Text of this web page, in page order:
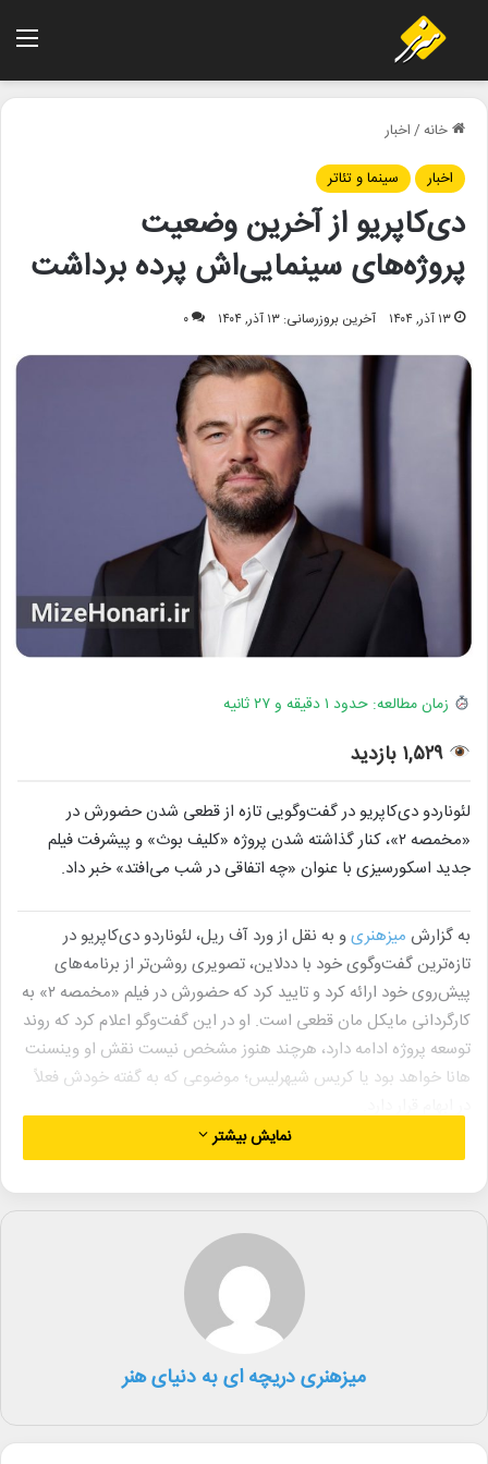
خانه/اخبار
اخبار
سینما و تئاتر
دی‌کاپریو از آخرین وضعیت
پروژه‌های سینمایی‌اش پرده برداشت
۱۳ آذر, ۱۴۰۴ آخرین بروزرسانی: ۱۳ آذر, ۱۴۰۴ ۰
زمان مطالعه: حدود ۱ دقیقه و ۲۷ ثانیه
۱,۵۲۹ بازدید
لئوناردو دی‌کاپریو در گفت‌وگویی تازه از قطعی شدن حضورش در
«مخمصه ۲»، کنار گذاشته شدن پروژه «کلیف بوث» و پیشرفت فیلم
جدید اسکورسیزی با عنوان «چه اتفاقی در شب می‌افتد» خبر داد.
به گزارش میزهنریو به نقل از ورد آف ریل، لئوناردو دی‌کاپریو در
تازه‌ترین گفت‌وگوی خود با ددلاین، تصویری روشن‌تر از برنامه‌های
پیش‌روی خود ارائه کرد و تایید کرد که حضورش در فیلم «مخمصه ۲» به
کارگردانی مایکل مان قطعی است. او در این گفت‌وگو اعلام کرد که روند
توسعه پروژه ادامه دارد، هرچند هنوز مشخص نیست نقش او وینسنت
هانا خواهد بود یا کریس شیهرلیس؛ موضوعی که به گفته خودش فعلاً
نسخه جدید «مخمصه»، بر اساس رمان مایکل مان، به دو دوره زمانی
متفاوت می‌پردازد و دی‌کاپریو تاکید کرده که فیلم با هویت مستقلی
نسبت به نسخه نخست ساخته می‌شود و صرفاً تکرار موفقیت قبلی
در شرایطی که هنوز نام نقش کریستین بیل در فیلم اعلام نشده، فهرست
بازیگران احتمالی دیگر شامل آستین باتلر، آدام درایور، بردلی کوپر، جرمی
بازی برد پیت بدون حضور دی‌کاپریو در حال پیش‌روی است. او در
نمایش بیشتر
میزهنری دریچه ای به دنیای هنر